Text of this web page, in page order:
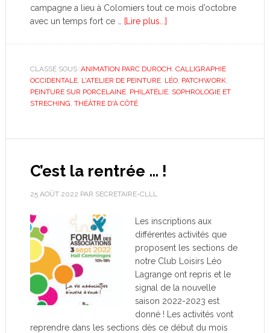
campagne a lieu à Colomiers tout ce mois d’octobre
avec un temps fort ce …
[Lire plus...]
CLASSÉ SOUS :ANIMATION PARC DUROCH, CALLIGRAPHIE
OCCIDENTALE, L'ATELIER DE PEINTURE, LÉO, PATCHWORK,
PEINTURE SUR PORCELAINE, PHILATÉLIE, SOPHROLOGIE ET
STRECHING, THÉÂTRE D'À CÔTÉ
C’est la rentrée … !
25 AOÛT 2022 PAR SECRETAIRE-CLLL
Les inscriptions aux
différentes activités que
proposent les sections de
notre Club Loisirs Léo
Lagrange ont repris et le
signal de la nouvelle
saison 2022-2023 est
donné ! Les activités vont
reprendre dans les sections dès ce début du mois